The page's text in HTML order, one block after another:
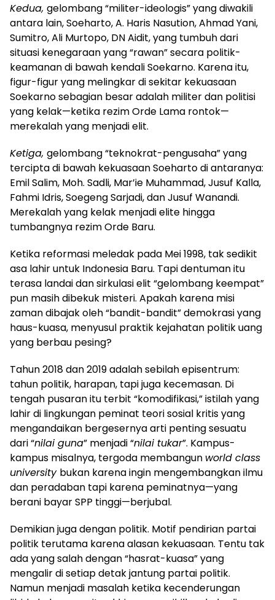
Kedua, gelombang “militer-ideologis” yang diwakili
antara lain, Soeharto, A. Haris Nasution, Ahmad Yani,
Sumitro, Ali Murtopo, DN Aidit, yang tumbuh dari
situasi kenegaraan yang “rawan” secara politik-
keamanan di bawah kendali Soekarno. Karena itu,
figur-figur yang melingkar di sekitar kekuasaan
Soekarno sebagian besar adalah militer dan politisi
yang kelak—ketika rezim Orde Lama rontok—
merekalah yang menjadi elit.
Ketiga, gelombang “teknokrat-pengusaha” yang
tercipta di bawah kekuasaan Soeharto di antaranya:
Emil Salim, Moh. Sadli, Mar’ie Muhammad, Jusuf Kalla,
Fahmi Idris, Soegeng Sarjadi, dan Jusuf Wanandi.
Merekalah yang kelak menjadi elite hingga
tumbangnya rezim Orde Baru.
Ketika reformasi meledak pada Mei 1998, tak sedikit
asa lahir untuk Indonesia Baru. Tapi dentuman itu
terasa landai dan sirkulasi elit “gelombang keempat”
pun masih dibekuk misteri. Apakah karena misi
zaman dibajak oleh “bandit-bandit” demokrasi yang
haus-kuasa, menyusul praktik kejahatan politik uang
yang berbau pesing?
Tahun 2018 dan 2019 adalah sebilah episentrum:
tahun politik, harapan, tapi juga kecemasan. Di
tengah pusaran itu terbit “komodifikasi,” istilah yang
lahir di lingkungan peminat teori sosial kritis yang
mengandaikan bergesernya arti penting sesuatu
dari “nilai guna” menjadi “nilai tukar”. Kampus-
kampus misalnya, tergoda membangun world class
university bukan karena ingin mengembangkan ilmu
dan peradaban tapi karena peminatnya—yang
berani bayar SPP tinggi—berjubal.
Demikian juga dengan politik. Motif pendirian partai
politik terutama karena alasan kekuasaan. Tentu tak
ada yang salah dengan “hasrat-kuasa” yang
mengalir di setiap detak jantung partai politik.
Namun menjadi masalah ketika kecenderungan